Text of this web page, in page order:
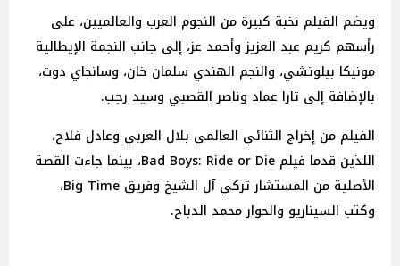
ويضم الفيلم نخبة كبيرة من النجوم العرب والعالميين، على
رأسهم كريم عبد العزيز وأحمد عز، إلى جانب النجمة الإيطالية
مونيكا بيلوتشي، والنجم الهندي سلمان خان، وسانجاي دوت،
بالإضافة إلى تارا عماد وناصر القصبي وسيد رجب.
الفيلم من إخراج الثنائي العالمي بلال العربي وعادل فلاح،
اللذين قدما فيلم Bad Boys: Ride or Die، بينما جاءت القصة
الأصلية من المستشار تركي آل الشيخ وفريق Big Time،
وكتب السيناريو والحوار محمد الدباح.